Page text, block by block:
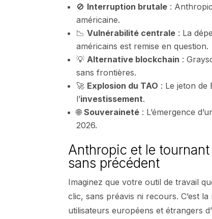
🚫 Interruption brutale :
américaine.
📉Vulnérabilité centrale : La
américains est remise en question.
💡Alternative blockchain :
sans frontières.
🚀 Explosion du TAO : Le jeton de
l’investissement.
🌐Souveraineté : L’émergence
2026.
Anthropic et le
sans précédent
Imaginez que votre outil de travail
clic, sans préavis ni recours. C’est
utilisateurs européens et étrangers d’